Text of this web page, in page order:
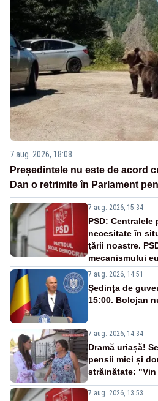
7 aug. 2026, 18:08
Președintele nu este de acord
Dan o retrimite în Parlament
7 aug. 2026, 15:34
PSD:
necesitate în
ţării noastre.
mecanismului
7 aug. 2026, 14:51
Ședința de
15:00. Bolojan
7 aug. 2026, 14:34
Dramă uriașă!
pensii mici și
străinătate:
7 aug. 2026, 13:53